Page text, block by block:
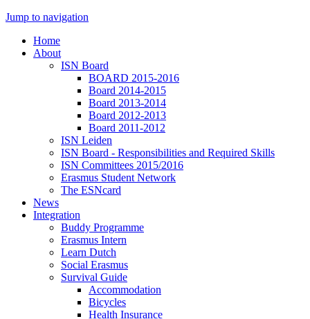
Jump to navigation
Home
About
ISN Board
BOARD 2015-2016
Board 2014-2015
Board 2013-2014
Board 2012-2013
Board 2011-2012
ISN Leiden
ISN Board - Responsibilities and Required Skills
ISN Committees 2015/2016
Erasmus Student Network
The ESNcard
News
Integration
Buddy Programme
Erasmus Intern
Learn Dutch
Social Erasmus
Survival Guide
Accommodation
Bicycles
Health Insurance